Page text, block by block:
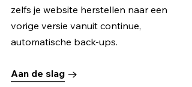
zelfs je website herstellen naar een
vorige versie vanuit continue,
automatische back-ups.
Aan de slag